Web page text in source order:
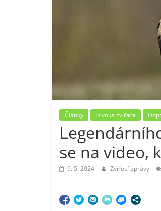
Články Divoká zvířata
se na video,
9. 5. 2024 Zvířecí zprávy